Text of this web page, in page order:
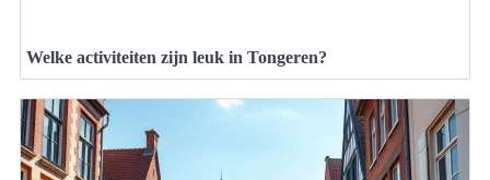
Welke activiteiten zijn leuk in Tongeren?